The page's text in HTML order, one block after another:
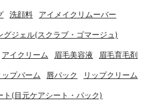
洗顔料 アイメイクリムーバー
グジェル(スクラブ・ゴマージュ)
アイクリーム 眉毛美容液 眉毛育毛剤
ップバーム 唇パック リップクリーム
ト(目元ケアシート・パック)